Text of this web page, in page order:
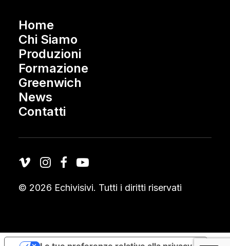
Home
Chi Siamo
Produzioni
Formazione
Greenwich
News
Contatti
© 2026 Echivisivi. Tutti i diritti riservati